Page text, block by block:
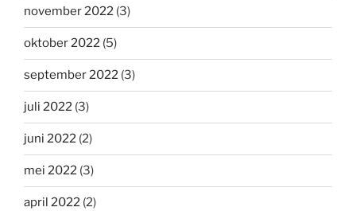
november 2022 (3)
oktober 2022 (5)
september 2022 (3)
juli 2022 (3)
juni 2022 (2)
mei 2022 (3)
april 2022 (2)